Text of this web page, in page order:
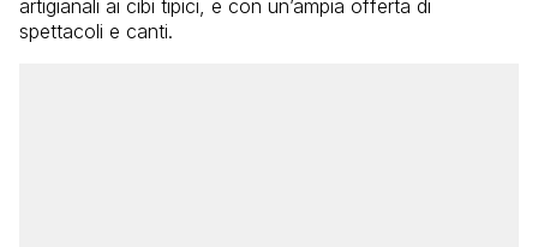
artigianali ai cibi tipici, e con un’ampia offerta di
spettacoli e canti.